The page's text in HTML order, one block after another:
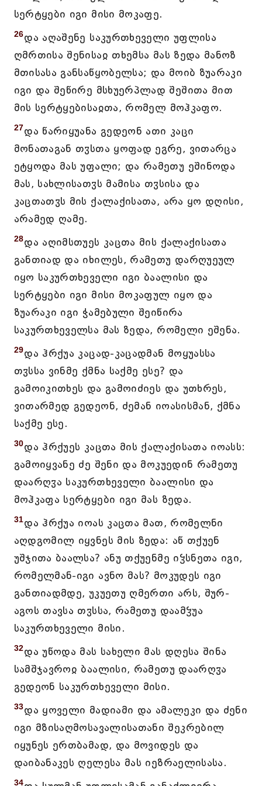
სერტყები იგი მისი მოკაფე.
26და აღაშენე საკურთხეველი უფლისა
ღმრთისა შენისაჲ თხემსა მას ზედა მანოზ
მთისასა განსაწყობელსა; და მოიბ ზუარაკი
იგი და შეწირე მსხუერპლად შეშითა მით
მის სერტყებისაჲთა, რომელ მოჰკაფო.
27და წარიყუანა გედეონ ათი კაცი
მონათაგან თჳსთა ყოფად ეგრე, ვითარცა
ეტყოდა მას უფალი; და რამეთუ ეშინოდა
მას, სახლისათჳს მამისა თჳსისა და
კაცთათჳს მის ქალაქისათა, არა ყო დღისი,
არამედ ღამე.
28და აღიმსთუეს კაცთა მის ქალაქისათა
განთიად და იხილეს, რამეთუ დარღუეულ
იყო საკურთხეველი იგი ბაალისი და
სერტყები იგი მისი მოკაფულ იყო და
ზუარაკი იგი ჭამებული შეიწირა
საკურთხეველსა მას ზედა, რომელი ეშენა.
29და ჰრქუა კაცად-კაცადმან მოყუასსა
თჳსსა ვინმე ქმნა საქმე ესე? და
გამოიკითხეს და გამოიძიეს და უთხრეს,
ვითარმედ გედეონ, ძემან იოასისმან, ქმნა
საქმე ესე.
30და ჰრქუეს კაცთა მის ქალაქისათა იოასს:
გამოიყვანე ძე შენი და მოკუედინ რამეთუ
დაარღჳა საკურთხეველი ბაალისი და
მოჰკაფა სერტყები იგი მას ზედა.
31და ჰრქუა იოას კაცთა მათ, რომელნი
აღდგომილ იყვნეს მის ზედა: აწ თქუენ
უშჯითა ბაალსა? ანუ თქუენმე იჴსნეთა იგი,
რომელმან-იგი ავნო მას? მოკუდეს იგი
განთიადმდე, უკუეთუ ღმერთი არს, შურ-
აგოს თავსა თჳსსა, რამეთუ დაამჴუა
საკურთხეველი მისი.
32და უწოდა მას სახელი მას დღესა შინა
სამშჯავროჲ ბაალისი, რამეთუ დაარღჳა
გედეონ საკურთხეველი მისი.
33და ყოველი მადიამი და ამალეკი და ძენი
იგი მზისაღმოსავალისათანი შეკრებილ
იყუნეს ერთბამად, და მოვიდეს და
დაიბანაკეს ღელესა მას იეზრაელისასა.
34